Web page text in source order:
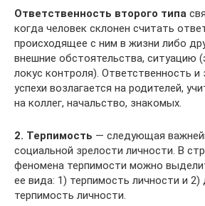
Ответственность второго типа
когда человек склонен считать
происходящее с ним в жизни либо
внешние обстоятельства, ситуацию
локус контроля). Ответственность и
успехи возлагается на родителей,
на коллег, начальство, знакомых.
2. Терпимость — следующая
социальной зрелости личности. В
феномена терпимости можно
ее вида: 1) терпимость личности и 2)
терпимость личности.